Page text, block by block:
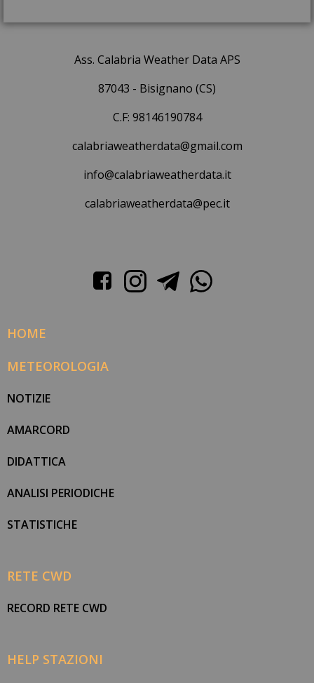
Ass. Calabria Weather Data APS
87043 - Bisignano (CS)
C.F: 98146190784
calabriaweatherdata@gmail.com
info@calabriaweatherdata.it
calabriaweatherdata@pec.it
HOME
METEOROLOGIA
NOTIZIE
AMARCORD
DIDATTICA
ANALISI PERIODICHE
STATISTICHE
RETE CWD
RECORD RETE CWD
HELP STAZIONI